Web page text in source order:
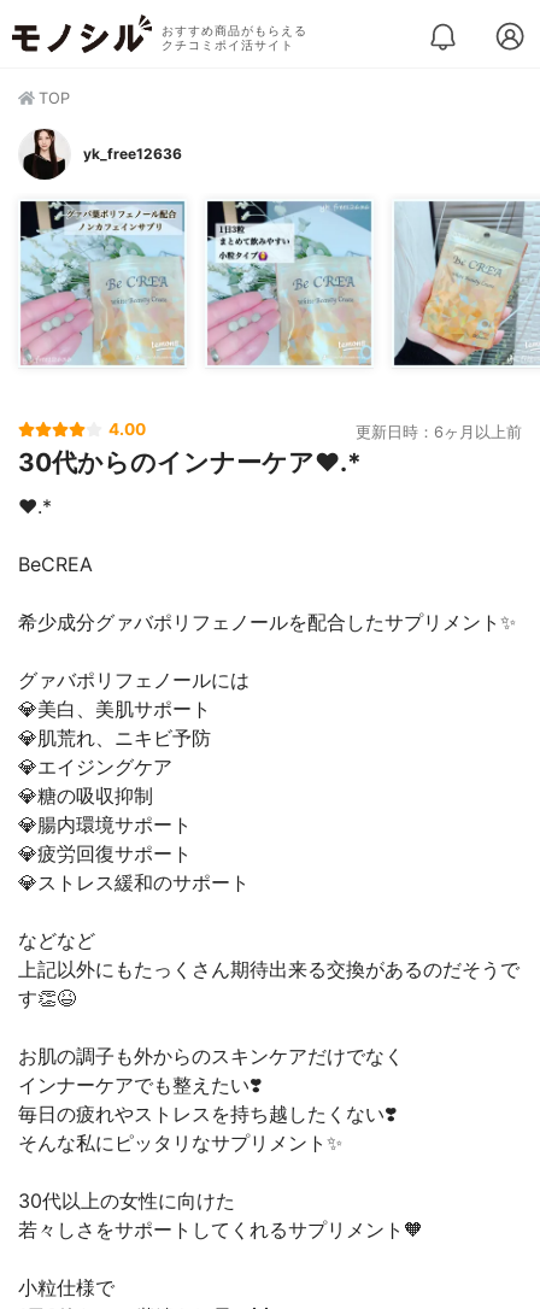
おすすめ商品がもらえる
クチコミポイ活サイト
TOP
yk_free12636
4.00 更新日時：6ヶ月以上前
30代からのインナーケア❤︎.*
❤︎.*
BeCREA
⁡希少成分グァバポリフェノールを配合したサプリメント✨
⁡グァバポリフェノールには
⁡💎美白、美肌サポート
⁡💎肌荒れ、ニキビ予防
⁡💎エイジングケア
⁡💎糖の吸収抑制
⁡💎腸内環境サポート
⁡💎疲労回復サポート
⁡💎ストレス緩和のサポート
⁡などなど
⁡上記以外にもたっくさん期待出来る交換があるのだそうで
す👏😆
⁡お肌の調子も外からのスキンケアだけでなく
⁡インナーケアでも整えたい❣️
⁡毎日の疲れやストレスを持ち越したくない❣️
⁡そんな私にピッタリなサプリメント✨
⁡30代以上の女性に向けた
⁡若々しさをサポートしてくれるサプリメント🧡
⁡小粒仕様で